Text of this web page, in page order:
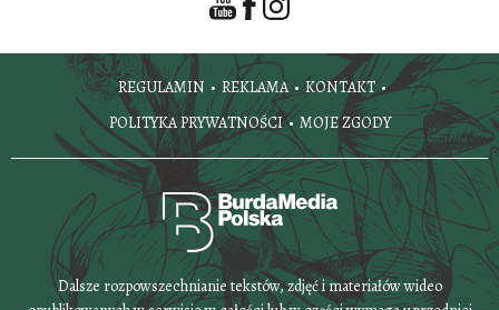
REGULAMIN REKLAMA
KONTAKT
POLITYKA PRYWATNOŚCI
MOJE ZGODY
Dalsze rozpowszechnianie tekstów, zdjęć i materiałów wideo